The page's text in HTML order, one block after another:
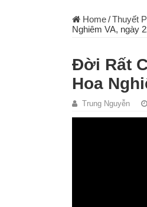
Home/Thuyết
Nghiêm VA, ngày
Đời Rất
Hoa
Trung Nguyễn